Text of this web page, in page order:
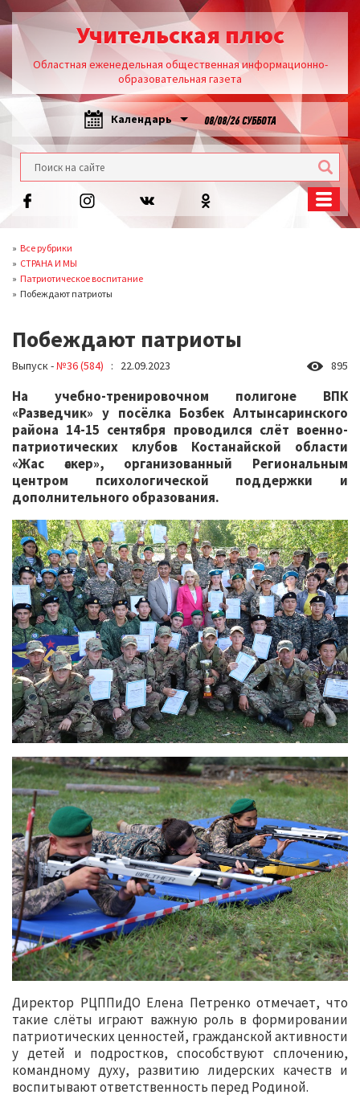
Учительская плюс
Областная еженедельная общественная информационно-
образовательная газета
Календарь 08/08/26 СУББОТА
Все рубрики
СТРАНА И МЫ
Патриотическое воспитание
Побеждают патриоты
Побеждают патриоты
Выпуск -№36 (584) : 22.09.2023 895
На учебно-тренировочном полигоне ВПК
«Разведчик» у посёлка Бозбек Алтынсаринского
района 14-15 сентября проводился слёт военно-
патриотических клубов Костанайской области
«Жас әскер», организованный Региональным
центром психологической поддержки и
дополнительного образования.
Директор РЦППиДО Елена Петренко отмечает, что
такие слёты играют важную роль в формировании
патриотических ценностей, гражданской активности
у детей и подростков, способствуют сплочению,
командному духу, развитию лидерских качеств и
воспитывают ответственность перед Родиной.